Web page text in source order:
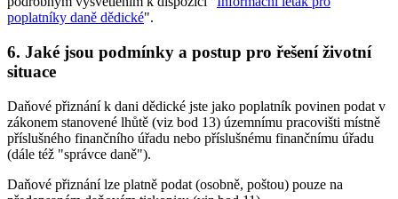
poplatníky daně dědické".
6. Jaké jsou podmínky a postup pro řešení životní
situace
Daňové přiznání k dani dědické jste jako poplatník povinen podat v
zákonem stanovené lhůtě (viz bod 13) územnímu pracovišti místně
příslušného finančního úřadu nebo příslušnému finančnímu úřadu
(dále též "správce daně").
Daňové přiznání lze platně podat (osobně, poštou) pouze na